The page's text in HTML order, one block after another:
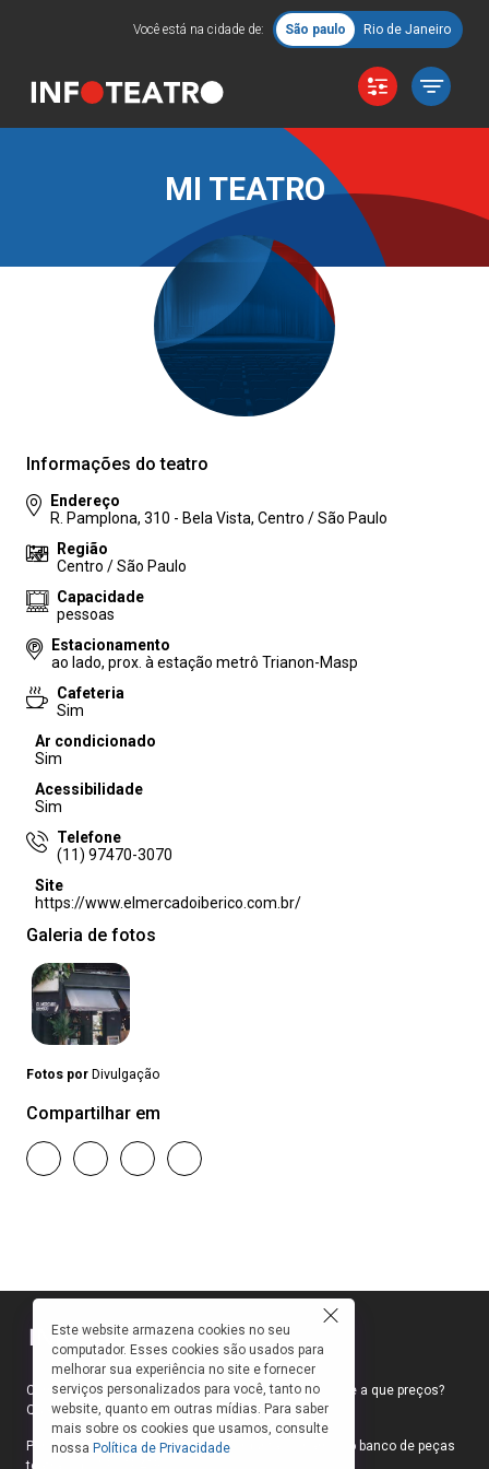
Você está na cidade de: São paulo Rio de Janeiro
MI TEATRO
Informações do teatro
Endereço
R. Pamplona, 310 - Bela Vista, Centro / São Paulo
Região
Centro / São Paulo
Capacidade
pessoas
Estacionamento
ao lado, prox. à estação metrô Trianon-Masp
Cafeteria
Sim
Ar condicionado
Sim
Acessibilidade
Sim
Telefone
(11) 97470-3070
Site
https://www.elmercadoiberico.com.br/
Galeria de fotos
Fotos por Divulgação
Compartilhar em
Como faço para ir ao teatro? Onde compro ingressos e a que preços?
Quais peças estão em cartaz?
Para responder a essas e outras perguntas, criamos o banco de peças
teatrais do INFOTEATRO.
Este website armazena cookies no seu
computador. Esses cookies são usados para
melhorar sua experiência no site e fornecer
serviços personalizados para você, tanto no
website, quanto em outras mídias. Para saber
mais sobre os cookies que usamos, consulte
nossa Política de Privacidade